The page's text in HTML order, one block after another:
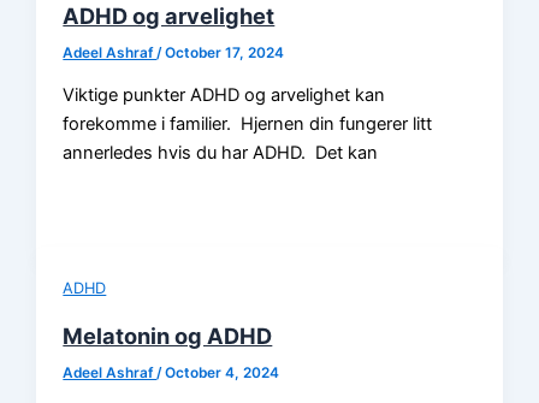
ADHD og arvelighet
Adeel Ashraf /October 17, 2024
Viktige punkter ADHD og arvelighet kan
forekomme i familier. Hjernen din fungerer litt
annerledes hvis du har ADHD. Det kan
ADHD
Melatonin og ADHD
Adeel Ashraf /October 4, 2024